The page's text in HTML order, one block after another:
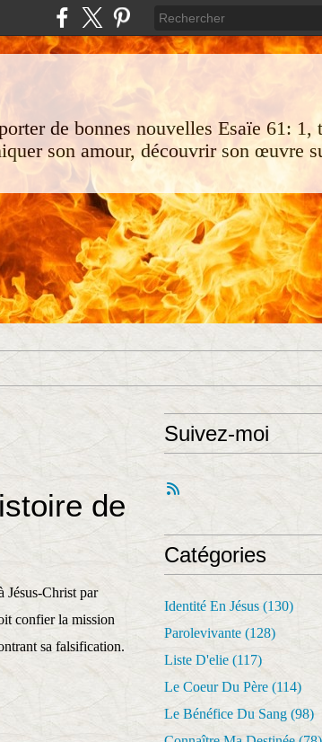
de bonnes nouvelles Esaïe 61: 1,
son amour, découvrir son œuvre
de
Jésus-Christ par
confier la mission
sa falsification.
Suivez-moi
Catégories
Identité En Jésus (130)
Parolevivante (128)
Liste D'elie (117)
Le Coeur Du Père (114)
Le Bénéfice Du Sang (98)